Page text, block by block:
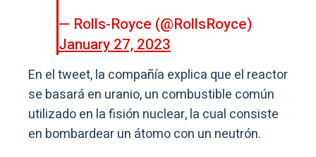
— Rolls-Royce (@RollsRoyce)
January 27, 2023
En el tweet, la compañía explica que el reactor
se basará en uranio, un combustible común
utilizado en la fisión nuclear, la cual consiste
en bombardear un átomo con un neutrón.